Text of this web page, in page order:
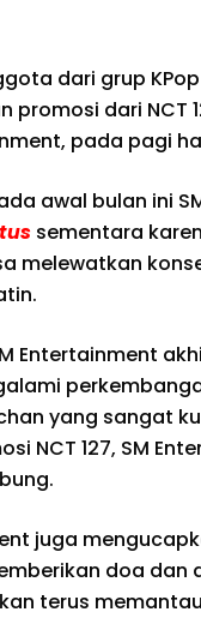
dari grup
promosi dari NCT
pada pagi
awal bulan ini
sementara
melewatkan
Entertainment
yang sangat
NCT 127, SM
juga
doa dan
terus